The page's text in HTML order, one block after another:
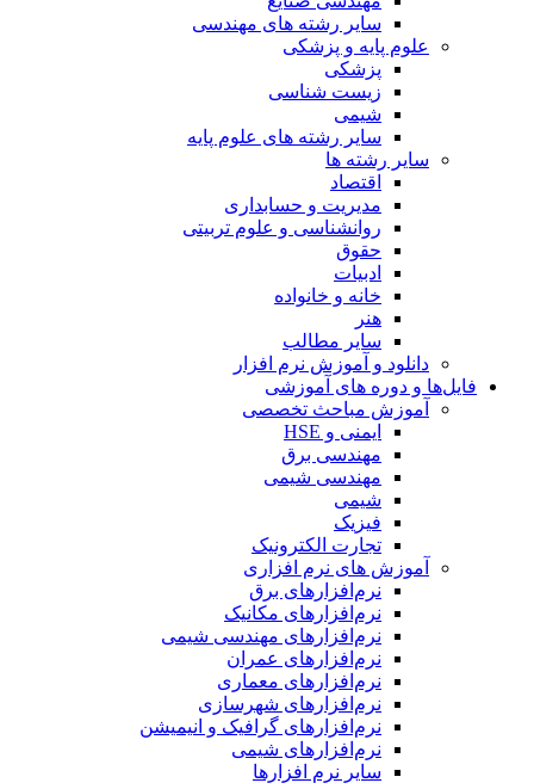
سایر رشته های مهندسی
علوم پایه و پزشکی
پزشکی
زیست شناسی
شیمی
سایر رشته های علوم پایه
سایر رشته ها
اقتصاد
مدیریت و حسابداری
روانشناسی و علوم تربیتی
حقوق
ادبیات
خانه و خانواده
هنر
سایر مطالب
دانلود و آموزش نرم افزار
فایل‌ها و دوره های آموزشی
آموزش مباحث تخصصی
ایمنی و HSE
مهندسی برق
مهندسی شیمی
شیمی
فیزیک
تجارت الکترونیک
آموزش های نرم افزاری
نرم‌افزارهای برق
نرم‌افزارهای مکانیک
نرم‌افزارهای مهندسی شیمی
نرم‌افزارهای عمران
نرم‌افزارهای معماری
نرم‌افزارهای شهرسازی
نرم‌افزارهای گرافیک و انیمیشن
نرم‌افزارهای شیمی
سایر نرم افزارها